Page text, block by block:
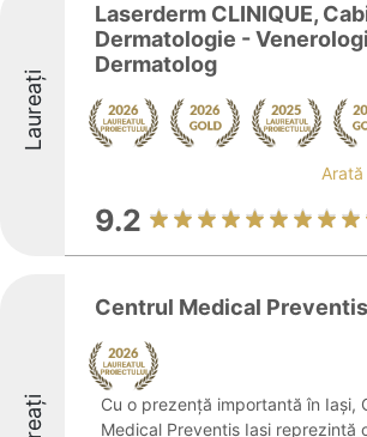
Laureați
Laserderm CLINIQUE,
Dermatologie -
Dermatolog
9.2
Centrul Medical
Cu o prezență importantă în Iași,
Medical Preventis Iasi reprezintă